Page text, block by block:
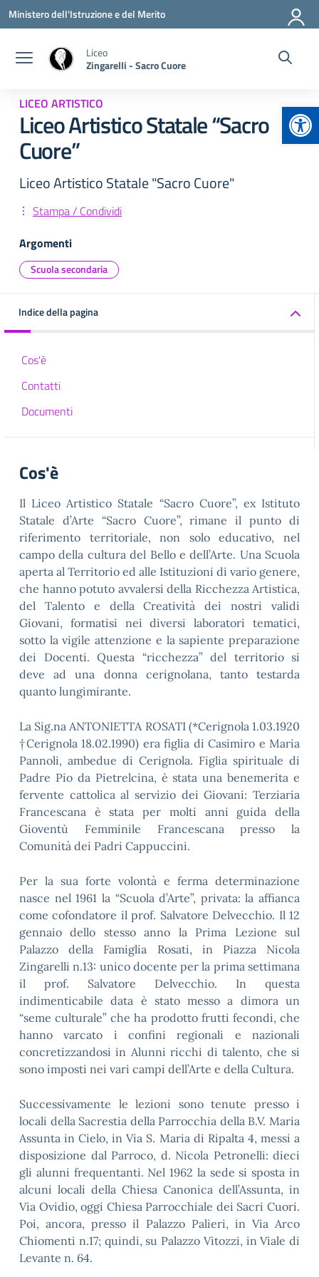
Vai ai contenuti
Vai al menu di navigazione
Vai al footer
Ministero dell'Istruzione e del Merito
Liceo
Zingarelli - Sacro Cuore
LICEO ARTISTICO
Liceo Artistico Statale “Sacro
Cuore”
Liceo Artistico Statale "Sacro Cuore"
Stampa / Condividi
Argomenti
Scuola secondaria
Indice della pagina
Cos'è
Contatti
Documenti
Cos'è
Il Liceo Artistico Statale “Sacro Cuore”, ex Istituto
Statale d’Arte “Sacro Cuore”, rimane il punto di
riferimento territoriale, non solo educativo, nel
campo della cultura del Bello e dell’Arte. Una Scuola
aperta al Territorio ed alle Istituzioni di vario genere,
che hanno potuto avvalersi della Ricchezza Artistica,
del Talento e della Creatività dei nostri validi
Giovani, formatisi nei diversi laboratori tematici,
sotto la vigile attenzione e la sapiente preparazione
dei Docenti. Questa “ricchezza” del territorio si
deve ad una donna cerignolana, tanto testarda
quanto lungimirante.
La Sig.na ANTONIETTA ROSATI (*Cerignola 1.03.1920
†Cerignola 18.02.1990) era figlia di Casimiro e Maria
Pannoli, ambedue di Cerignola. Figlia spirituale di
Padre Pio da Pietrelcina, è stata una benemerita e
fervente cattolica al servizio dei Giovani: Terziaria
Francescana è stata per molti anni guida della
Gioventù Femminile Francescana presso la
Comunità dei Padri Cappuccini.
Per la sua forte volontà e ferma determinazione
nasce nel 1961 la “Scuola d’Arte”, privata: la affianca
come cofondatore il prof. Salvatore Delvecchio. Il 12
gennaio dello stesso anno la Prima Lezione sul
Palazzo della Famiglia Rosati, in Piazza Nicola
Zingarelli n.13: unico docente per la prima settimana
il prof. Salvatore Delvecchio. In questa
indimenticabile data è stato messo a dimora un
“seme culturale” che ha prodotto frutti fecondi, che
hanno varcato i confini regionali e nazionali
concretizzandosi in Alunni ricchi di talento, che si
sono imposti nei vari campi dell’Arte e della Cultura.
Successivamente le lezioni sono tenute presso i
locali della Sacrestia della Parrocchia della B.V. Maria
Assunta in Cielo, in Via S. Maria di Ripalta 4, messi a
disposizione dal Parroco, d. Nicola Petronelli: dieci
gli alunni frequentanti. Nel 1962 la sede si sposta in
alcuni locali della Chiesa Canonica dell’Assunta, in
Via Ovidio, oggi Chiesa Parrocchiale dei Sacri Cuori.
Poi, ancora, presso il Palazzo Palieri, in Via Arco
Chiomenti n.17; quindi, su Palazzo Vitozzi, in Viale di
Levante n. 64.